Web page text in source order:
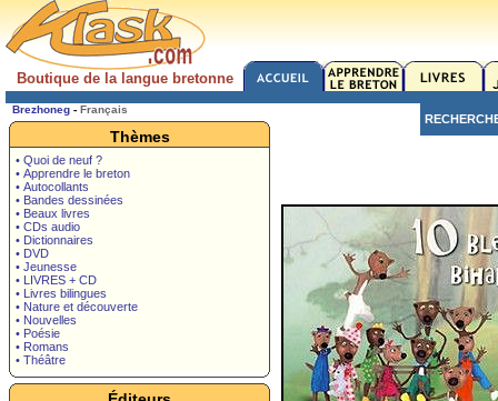
Boutique de la langue bretonne
Brezhoneg - Français
Thèmes
• Quoi de neuf ?
• Apprendre le breton
• Autocollants
• Bandes dessinées
• Beaux livres
• CDs audio
• Dictionnaires
• DVD
• Jeunesse
• LIVRES + CD
• Livres bilingues
• Nature et découverte
• Nouvelles
• Poésie
• Romans
• Théâtre